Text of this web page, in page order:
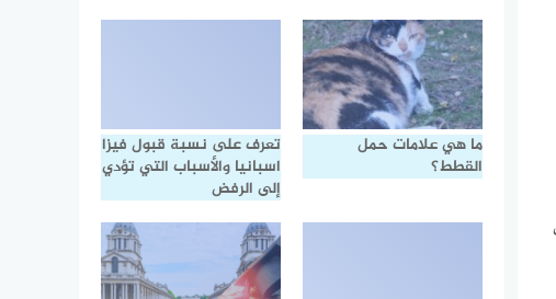
ما هي علامات حمل
القطط؟
تعرف على نسبة قبول فيزا
اسبانيا والأسباب التي تؤدي
إلى الرفض